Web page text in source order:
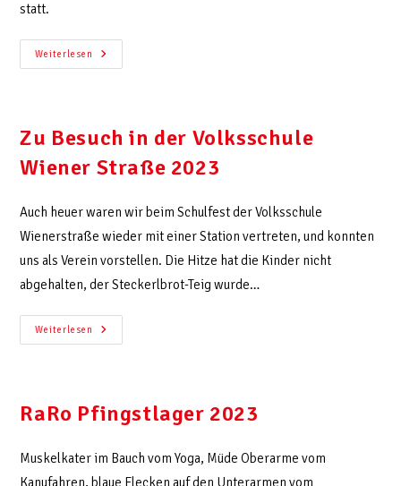
statt.
Weiterlesen
Zu Besuch in der Volksschule
Wiener Straße 2023
Auch heuer waren wir beim Schulfest der Volksschule
Wienerstraße wieder mit einer Station vertreten, und konnten
uns als Verein vorstellen. Die Hitze hat die Kinder nicht
abgehalten, der Steckerlbrot-Teig wurde…
Weiterlesen
RaRo Pfingstlager 2023
Muskelkater im Bauch vom Yoga, Müde Oberarme vom
Kanufahren, blaue Flecken auf den Unterarmen vom